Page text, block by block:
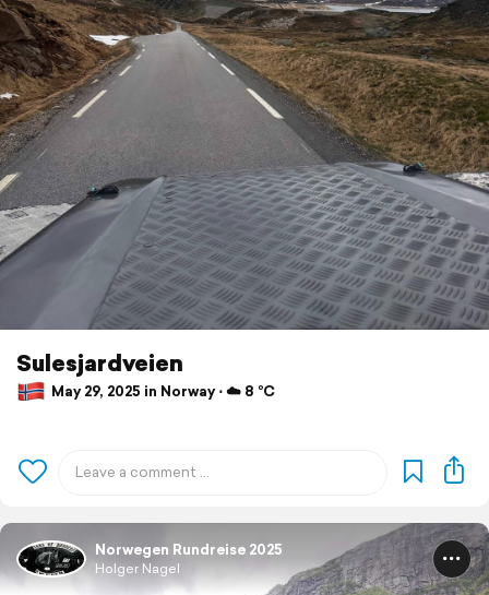
Sulesjardveien
May 29, 2025 in Norway ⋅ ☁️ 8 °C
Norwegen Rundreise 2025
Holger Nagel